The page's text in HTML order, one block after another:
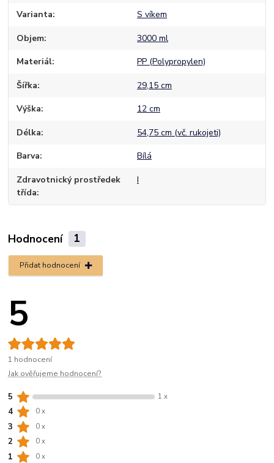
Varianta S víkem
Objem 3000 ml
Materiál PP (Polypropylen)
Šířka 29,15 cm
Výška 12 cm
Délka 54,75 cm (vč. rukojeti)
Barva Bílá
Zdravotnický prostředek
třída
I
Hodnocení 1
Přidat hodnocení
5
1 hodnocení
Jak ověřujeme hodnocení?
5 1 x
4 0 x
3 0 x
2 0 x
1 0 x